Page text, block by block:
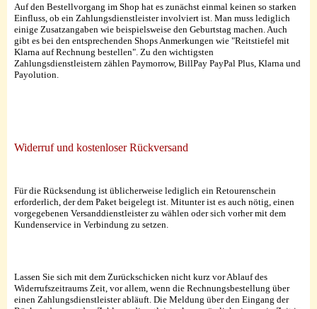
Auf den Bestellvorgang im Shop hat es zunächst einmal keinen so starken
Einfluss, ob ein Zahlungsdienstleister involviert ist. Man muss lediglich
einige Zusatzangaben wie beispielsweise den Geburtstag machen. Auch
gibt es bei den entsprechenden Shops Anmerkungen wie "Reitstiefel mit
Klarna auf Rechnung bestellen". Zu den wichtigsten
Zahlungsdienstleistern zählen Paymorrow, BillPay PayPal Plus, Klarna und
Payolution.
Widerruf und kostenloser Rückversand
Für die Rücksendung ist üblicherweise lediglich ein Retourenschein
erforderlich, der dem Paket beigelegt ist. Mitunter ist es auch nötig, einen
vorgegebenen Versanddienstleister zu wählen oder sich vorher mit dem
Kundenservice in Verbindung zu setzen.
Lassen Sie sich mit dem Zurückschicken nicht kurz vor Ablauf des
Widerrufszeitraums Zeit, vor allem, wenn die Rechnungsbestellung über
einen Zahlungsdienstleister abläuft. Die Meldung über den Eingang der